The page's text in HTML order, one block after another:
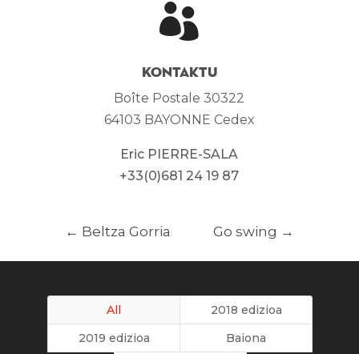

Kontaktu
Boîte Postale 30322
64103 BAYONNE Cedex
Eric PIERRE-SALA
+33(0)681 24 19 87
← Beltza Gorria Go swing →
All
2018 edizioa
2019 edizioa
Baiona